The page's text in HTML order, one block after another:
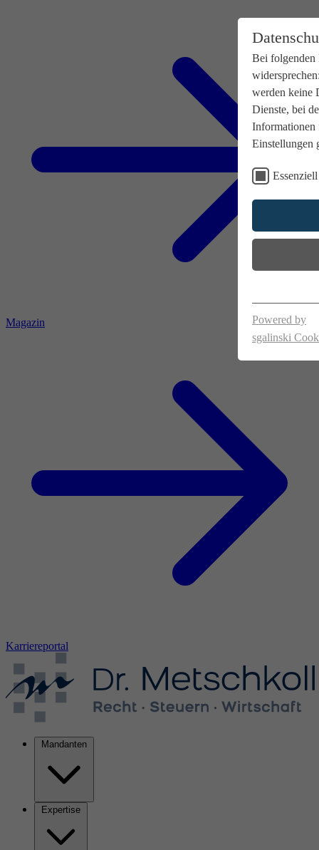
Bei folgenden
werden keine
Dienste, bei
Informationen
Einstellungen
Essenziell
Powered by
sgalinski
Magazin
Karriereportal
Mandanten
Expertise